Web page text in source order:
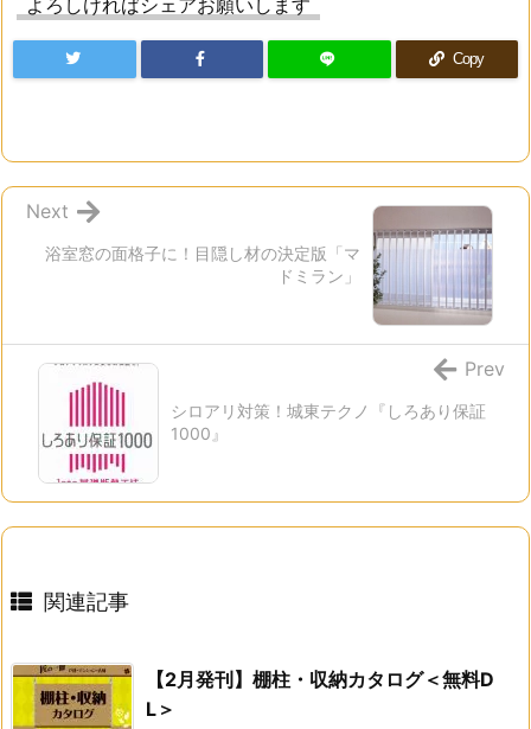
Copy
浴室窓の面格子に！目隠し材の決定版「マ
ドミラン」
Next
シロアリ対策！城東テクノ『しろあり保証
1000』
Prev
関連記事
【2月発刊】棚柱・収納カタログ＜無料D
L＞